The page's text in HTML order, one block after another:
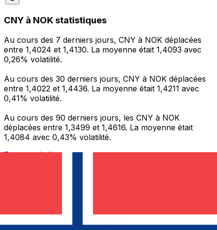
CNY à NOK statistiques
Au cours des 7 derniers jours, CNY à NOK déplacées
entre 1,4024 et 1,4130. La moyenne était 1,4093 avec
0,26% volatilité.
Au cours des 30 derniers jours, CNY à NOK déplacées
entre 1,4022 et 1,4436. La moyenne était 1,4211 avec
0,41% volatilité.
Au cours des 90 derniers jours, les CNY à NOK
déplacées entre 1,3499 et 1,4616. La moyenne était
1,4084 avec 0,43% volatilité.
Envoyer de l’argent
nécessaires pour vos transferts d'argent internationaux
et la gestion de vos devises. Convertissez des devises,